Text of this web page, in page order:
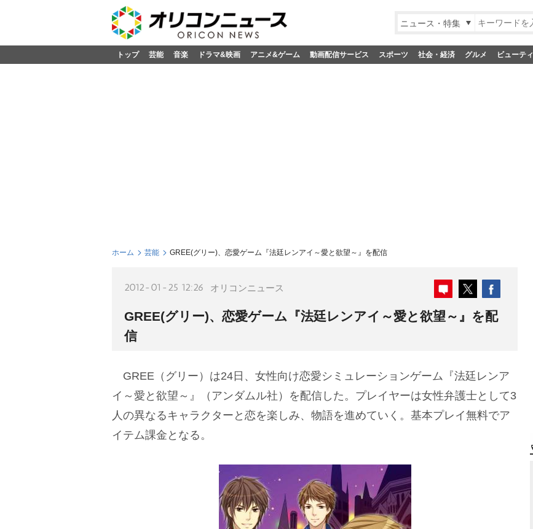
ニュース・特集
トップ 芸能 音楽 ドラマ&映画 アニメ&ゲーム 動画配信サービス スポーツ 社会・経済 グルメ ビューティ
ホーム 芸能 GREE(グリー)、恋愛ゲーム『法廷レンアイ～愛と欲望～』を配信
2012-01-25 12:26 オリコンニュース
GREE(グリー)、恋愛ゲーム『法廷レンアイ～愛と欲望～』を配
信
GREE（グリー）は24日、女性向け恋愛シミュレーションゲーム『法廷レンア
イ～愛と欲望～』（アンダムル社）を配信した。プレイヤーは女性弁護士として3
人の異なるキャラクターと恋を楽しみ、物語を進めていく。基本プレイ無料でア
イテム課金となる。